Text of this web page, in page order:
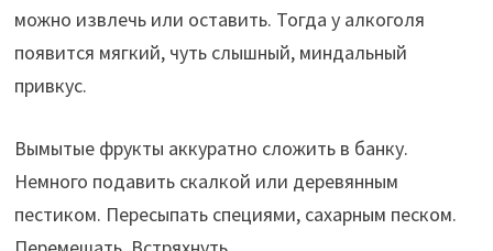
можно извлечь или оставить. Тогда у алкоголя
появится мягкий, чуть слышный, миндальный
привкус.
Вымытые фрукты аккуратно сложить в банку.
Немного подавить скалкой или деревянным
пестиком. Пересыпать специями, сахарным песком.